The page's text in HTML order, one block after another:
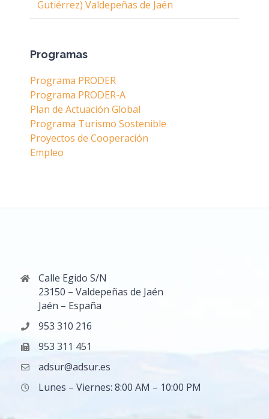
Gutiérrez) Valdepeñas de Jaén
Programas
Programa PRODER
Programa PRODER-A
Plan de Actuación Global
Programa Turismo Sostenible
Proyectos de Cooperación
Empleo
Calle Egido S/N
23150 – Valdepeñas de Jaén
Jaén – España
953 310 216
953 311 451
adsur@adsur.es
Lunes – Viernes: 8:00 AM – 10:00 PM